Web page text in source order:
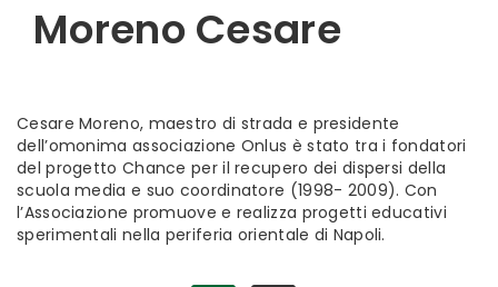
Moreno Cesare
Cesare Moreno, maestro di strada e presidente
dell’omonima associazione Onlus è stato tra i fondatori
del progetto Chance per il recupero dei dispersi della
scuola media e suo coordinatore (1998- 2009). Con
l’Associazione promuove e realizza progetti educativi
sperimentali nella periferia orientale di Napoli.